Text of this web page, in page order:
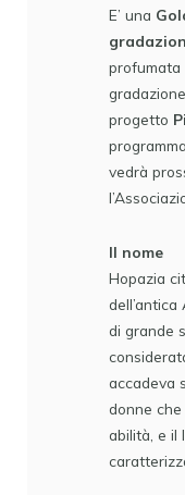
E’ una
profumata
progetto
vedrà
Il nome
Hopazia
dell’antica
di grande
accadeva
donne
abilità, e il